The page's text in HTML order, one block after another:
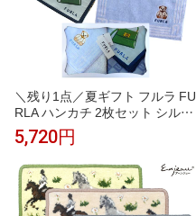
＼残り1点／夏ギフト フルラ FU
RLA ハンカチ 2枚セット シルク
混ハンカチ ブルー 58cm 大判 タ
オルハンカチ ブルー 23cm 高級
海外 イタリア レディース ブラ
ンド ギフト プレゼント 女性 人
気 おしゃれ フェミニン スタイ
リッシュ ラッピング対応 誕生日
5,720円